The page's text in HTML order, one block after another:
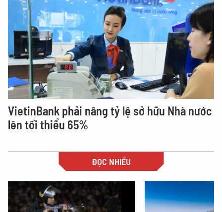
VietinBank phải nâng tỷ lệ sở hữu Nhà nước
lên tối thiểu 65%
ĐỌC NHIỀU